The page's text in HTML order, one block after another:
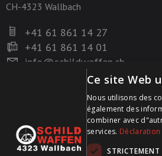
CH-4323 Wallbach
+41 61 861 14 27
+41 61 861 14 01
info@schildwaffen.ch
Ce site Web
Nous utilisons des
également des
combiner avec
services.
STRICTEMENT